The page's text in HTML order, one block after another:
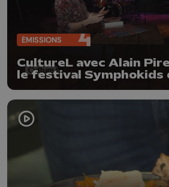
ÉMISSIONS
CultureL avec Alain
le festival Symphokids
l'expo de la photo
Thirion